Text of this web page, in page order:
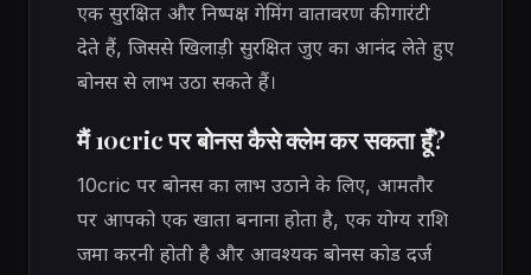
एक सुरक्षित और निष्पक्ष गेमिंग वातावरण की गारंटी
देते हैं, जिससे खिलाड़ी सुरक्षित जुए का आनंद लेते हुए
बोनस से लाभ उठा सकते हैं।
मैं 10cric पर बोनस कैसे क्लेम कर सकता हूँ?
10cric पर बोनस का लाभ उठाने के लिए, आमतौर
पर आपको एक खाता बनाना होता है, एक योग्य राशि
जमा करनी होती है और आवश्यक बोनस कोड दर्ज